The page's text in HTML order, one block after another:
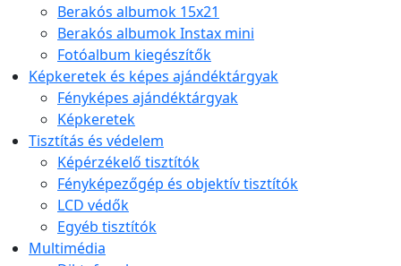
Berakós albumok 15x21
Berakós albumok Instax mini
Fotóalbum kiegészítők
Képkeretek és képes ajándéktárgyak
Fényképes ajándéktárgyak
Képkeretek
Tisztítás és védelem
Képérzékelő tisztítók
Fényképezőgép és objektív tisztítók
LCD védők
Egyéb tisztítók
Multimédia